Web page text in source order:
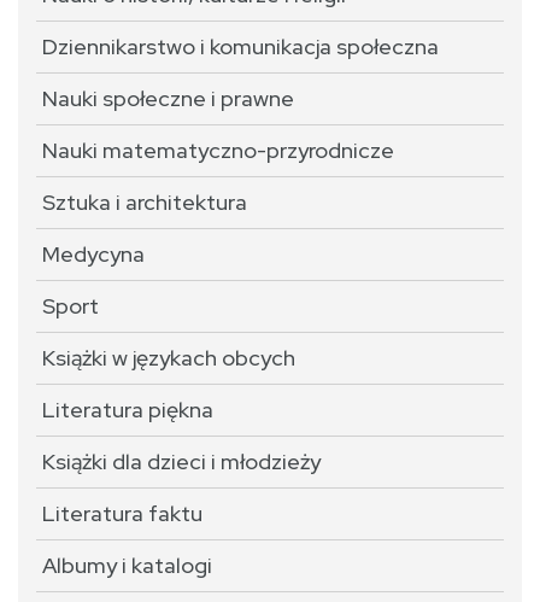
Dziennikarstwo i komunikacja społeczna
Nauki społeczne i prawne
Nauki matematyczno-przyrodnicze
Sztuka i architektura
Medycyna
Sport
Książki w językach obcych
Literatura piękna
Książki dla dzieci i młodzieży
Literatura faktu
Albumy i katalogi